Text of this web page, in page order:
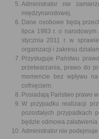
Administrator nie
międzynarodowej.
Dane osobowe będą
lipca 1983 r. o
stycznia 2011 r. w
organizacji i zakresu
Przysługuje Państwu
przetwarzania, prawo do
momencie bez wpływu
cofnięciem.
Posiadają Państwo prawo
W przypadku realizacji
pozostałych przypadkach
będzie odmowa
Administrator nie